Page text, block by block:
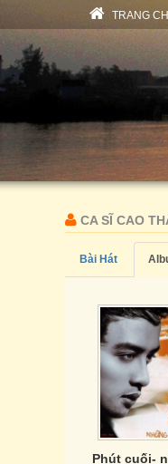
TRANG
CA SĨ CAO
Bài Hát